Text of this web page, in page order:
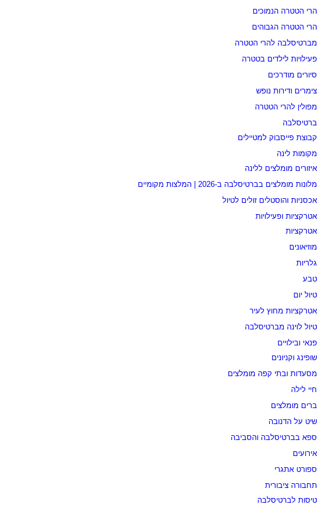
הרי הטטרה הנמוכים
הרי הטטרה הגבוהים
מברטיסלבה להרי הטטרה
פעילויות לילדים בטטרה
סיורים מודרכים
צימרים ודירות נופש
מפולין להרי הטטרה
ברטיסלבה
קבוצת פייסבוק למטיילים
מקומות לינה
איזורים מומלצים ללינה
מלונות מומלצים בברטיסלבה ב-2026 | המלצות מקומיים
אכסניות והוסטלים זולים לטיול
אטרקציות ופעילויות
אטרקציות
מוזיאונים
גלריות
טבע
טיול יום
אטרקציות מחוץ לעיר
טיול לוינה מברטיסלבה
פנאי ובילויים
שופינג וקניונים
מסעדות ובתי קפה מומלצים
חיי לילה
ברים מומלצים
שיט על הדנובה
ספא בברטיסלבה והסביבה
אירועים
ספורט אתגרי
תחבורה ציבורית
טיסות לברטיסלבה